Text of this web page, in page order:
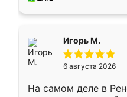
Игорь М.
6 августа 2026
На самом деле в